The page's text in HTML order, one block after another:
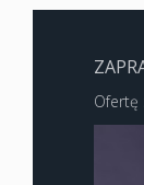
Ofertę